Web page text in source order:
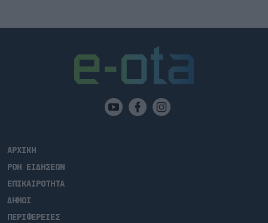
ΑΡΧΙΚΗ
ΡΟΗ ΕΙΔΗΣΕΩΝ
ΕΠΙΚΑΙΡΟΤΗΤΑ
ΔΗΜΟΙ
ΠΕΡΙΦΕΡΕΙΕΣ